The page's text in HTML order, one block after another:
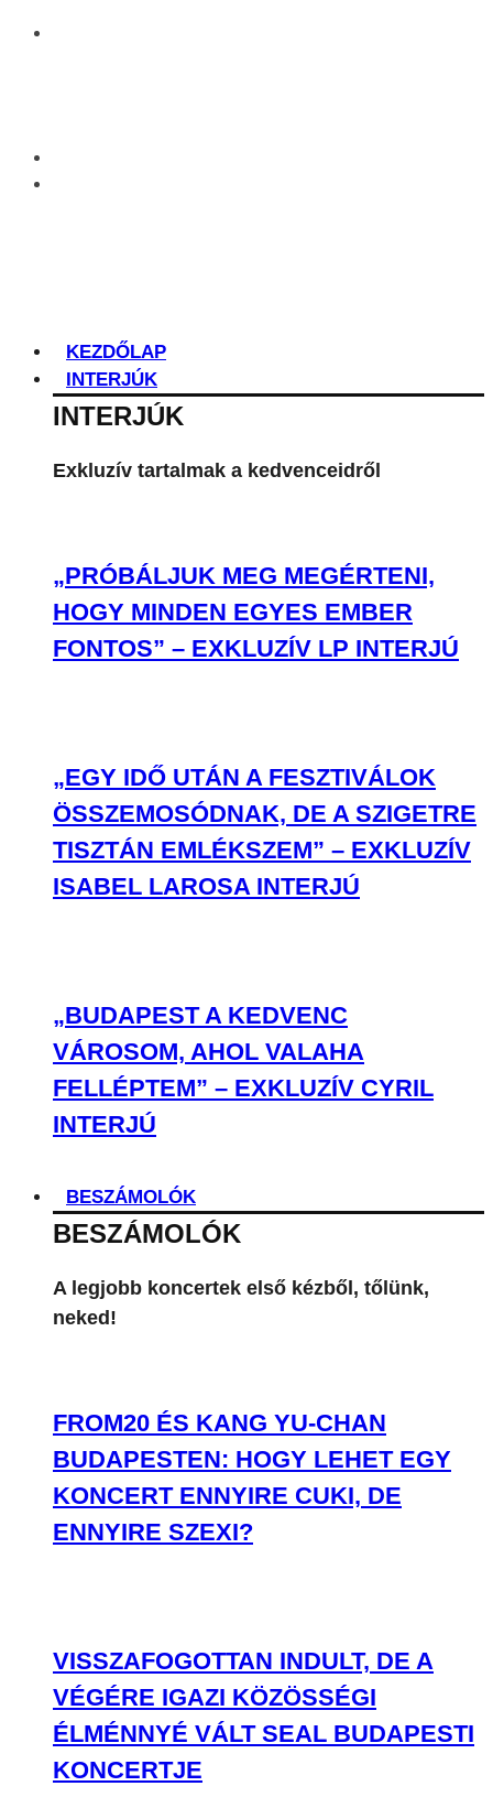
KEZDŐLAP
INTERJÚK
INTERJÚK
Exkluzív tartalmak a kedvenceidről
„PRÓBÁLJUK MEG MEGÉRTENI,
HOGY MINDEN EGYES EMBER
FONTOS” – EXKLUZÍV LP INTERJÚ
„EGY IDŐ UTÁN A FESZTIVÁLOK
ÖSSZEMOSÓDNAK, DE A SZIGETRE
TISZTÁN EMLÉKSZEM” – EXKLUZÍV
ISABEL LAROSA INTERJÚ
„BUDAPEST A KEDVENC
VÁROSOM, AHOL VALAHA
FELLÉPTEM” – EXKLUZÍV CYRIL
INTERJÚ
BESZÁMOLÓK
BESZÁMOLÓK
A legjobb koncertek első kézből, tőlünk,
neked!
FROM20 ÉS KANG YU-CHAN
BUDAPESTEN: HOGY LEHET EGY
KONCERT ENNYIRE CUKI, DE
ENNYIRE SZEXI?
VISSZAFOGOTTAN INDULT, DE A
VÉGÉRE IGAZI KÖZÖSSÉGI
ÉLMÉNNYÉ VÁLT SEAL BUDAPESTI
KONCERTJE